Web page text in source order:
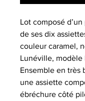
Lot composé
de ses dix
couleur caramel,
Lunéville, modèle
Ensemble en très
une assiette
ébréchure côté